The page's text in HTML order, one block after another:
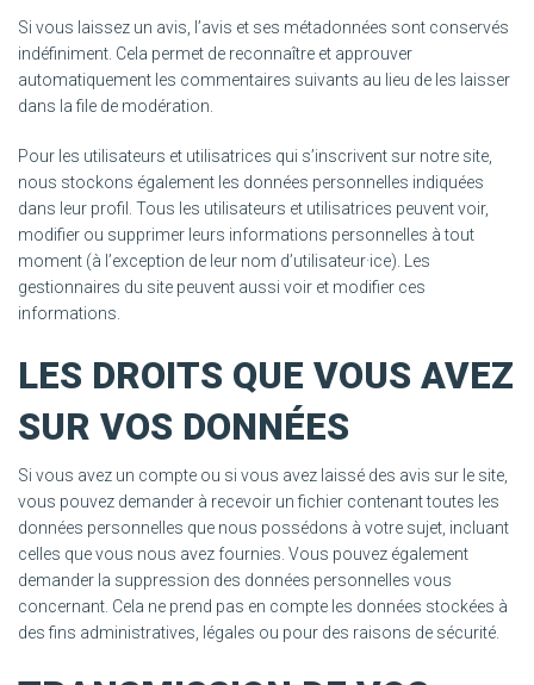
Si vous laissez un avis, l’avis et ses métadonnées sont conservés
indéfiniment. Cela permet de reconnaître et approuver
automatiquement les commentaires suivants au lieu de les laisser
dans la file de modération.
Pour les utilisateurs et utilisatrices qui s’inscrivent sur notre site,
nous stockons également les données personnelles indiquées
dans leur profil. Tous les utilisateurs et utilisatrices peuvent voir,
modifier ou supprimer leurs informations personnelles à tout
moment (à l’exception de leur nom d’utilisateur·ice). Les
gestionnaires du site peuvent aussi voir et modifier ces
informations.
LES DROITS QUE VOUS AVEZ
SUR VOS DONNÉES
Si vous avez un compte ou si vous avez laissé des avis sur le site,
vous pouvez demander à recevoir un fichier contenant toutes les
données personnelles que nous possédons à votre sujet, incluant
celles que vous nous avez fournies. Vous pouvez également
demander la suppression des données personnelles vous
concernant. Cela ne prend pas en compte les données stockées à
des fins administratives, légales ou pour des raisons de sécurité.